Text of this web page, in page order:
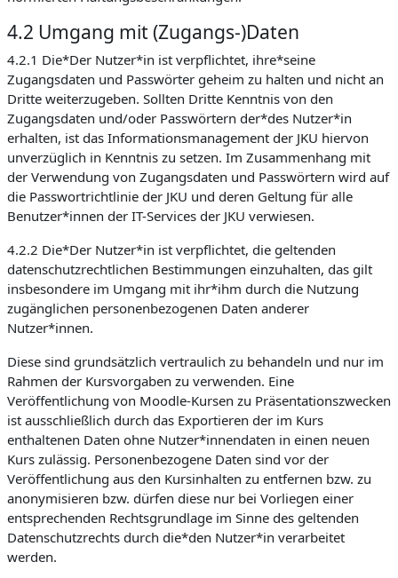
4.2 Umgang mit (Zugangs-)Daten
4.2.1 Die*Der Nutzer*in ist verpflichtet, ihre*seine
Zugangsdaten und Passwörter geheim zu halten und nicht an
Dritte weiterzugeben. Sollten Dritte Kenntnis von den
Zugangsdaten und/oder Passwörtern der*des Nutzer*in
erhalten, ist das Informationsmanagement der JKU hiervon
unverzüglich in Kenntnis zu setzen. Im Zusammenhang mit
der Verwendung von Zugangsdaten und Passwörtern wird auf
die Passwortrichtlinie der JKU und deren Geltung für alle
Benutzer*innen der IT-Services der JKU verwiesen.
4.2.2 Die*Der Nutzer*in ist verpflichtet, die geltenden
datenschutzrechtlichen Bestimmungen einzuhalten, das gilt
insbesondere im Umgang mit ihr*ihm durch die Nutzung
zugänglichen personenbezogenen Daten anderer
Nutzer*innen.
Diese sind grundsätzlich vertraulich zu behandeln und nur im
Rahmen der Kursvorgaben zu verwenden. Eine
Veröffentlichung von Moodle-Kursen zu Präsentationszwecken
ist ausschließlich durch das Exportieren der im Kurs
enthaltenen Daten ohne Nutzer*innendaten in einen neuen
Kurs zulässig. Personenbezogene Daten sind vor der
Veröffentlichung aus den Kursinhalten zu entfernen bzw. zu
anonymisieren bzw. dürfen diese nur bei Vorliegen einer
entsprechenden Rechtsgrundlage im Sinne des geltenden
Datenschutzrechts durch die*den Nutzer*in verarbeitet
werden.